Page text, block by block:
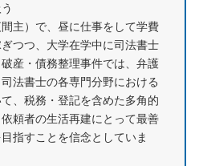
主）で、昼に仕事をして学費
つつ、大学在学中に司法書士
産・債務整理事件では、弁護
法書士の各専門分野における
、税務・登記を含めた多角的
頼者の生活再建にとって最善
指すことを信念としていま